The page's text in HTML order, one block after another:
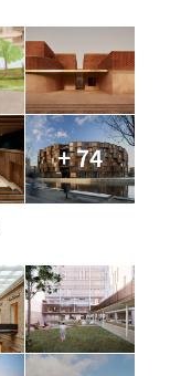
+ 74